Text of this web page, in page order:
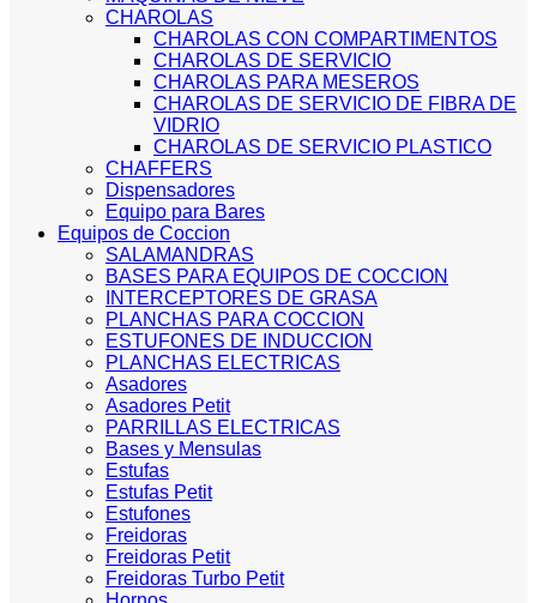
CHAROLAS
CHAROLAS CON COMPARTIMENTOS
CHAROLAS DE SERVICIO
CHAROLAS PARA MESEROS
CHAROLAS DE SERVICIO DE FIBRA DE
VIDRIO
CHAROLAS DE SERVICIO PLASTICO
CHAFFERS
Dispensadores
Equipo para Bares
Equipos de Coccion
SALAMANDRAS
BASES PARA EQUIPOS DE COCCION
INTERCEPTORES DE GRASA
PLANCHAS PARA COCCION
ESTUFONES DE INDUCCION
PLANCHAS ELECTRICAS
Asadores
Asadores Petit
PARRILLAS ELECTRICAS
Bases y Mensulas
Estufas
Estufas Petit
Estufones
Freidoras
Freidoras Petit
Freidoras Turbo Petit